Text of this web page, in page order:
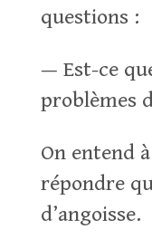
questions :
— Est-ce
problèmes
On entend
répondre
d’angoisse.